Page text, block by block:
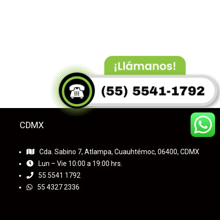
CDMX
Cda. Sabino 7, Atlampa, Cuauhtémoc, 06400, CDMX
Lun – Vie 10:00 a 19:00 hrs.
555541 1792
55 4327 2336